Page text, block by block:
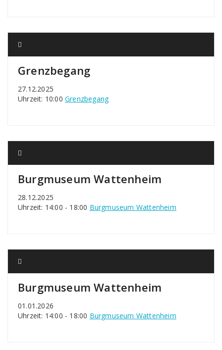
Grenzbegang
27.12.2025
Uhrzeit: 10:00 Grenzbegang
Burgmuseum Wattenheim
28.12.2025
Uhrzeit: 14:00 - 18:00 Burgmuseum Wattenheim
Burgmuseum Wattenheim
01.01.2026
Uhrzeit: 14:00 - 18:00 Burgmuseum Wattenheim